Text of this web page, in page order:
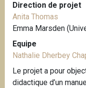
Direction de projet
Anita Thomas
Emma Marsden
Equipe
Nathalie Dherbey
Le projet a pour
didactique d’un